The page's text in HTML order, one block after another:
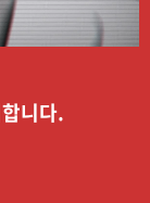
니다.